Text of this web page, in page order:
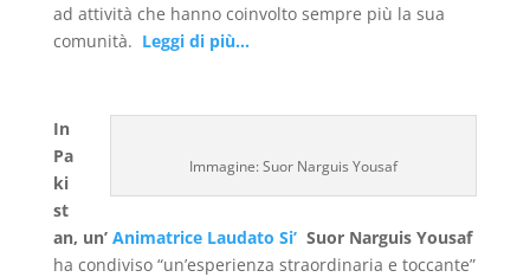
ad attività che hanno coinvolto sempre più la sua
comunità. Leggi di più…
Immagine: Suor Narguis Yousaf
In
Pa
ki
st
an, un’ Animatrice Laudato Si’ Suor Narguis Yousaf
ha condiviso “un’esperienza straordinaria e toccante”